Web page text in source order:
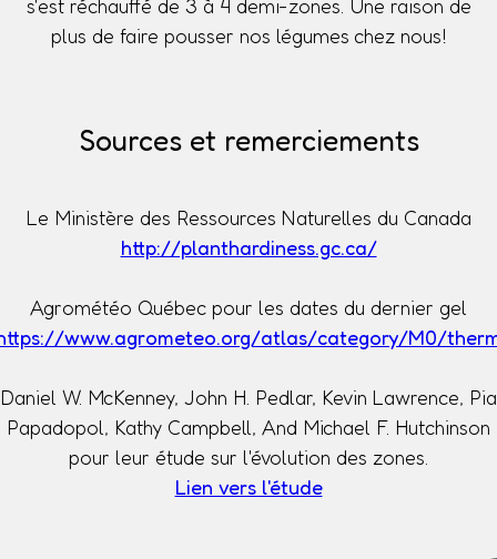
s'est réchauffé de 3 à 4 demi-zones. Une raison de
plus de faire pousser nos légumes chez nous!
Sources et remerciements
Le Ministère des Ressources Naturelles du Canada
http://planthardiness.gc.ca/
Agrométéo Québec pour les dates du dernier gel
www.agrometeo.org/atlas/category/M0/
Daniel W. McKenney, John H. Pedlar, Kevin Lawrence, Pia
Papadopol, Kathy Campbell, And Michael F. Hutchinson
pour leur étude sur l'évolution des zones.
Lien vers l'étude